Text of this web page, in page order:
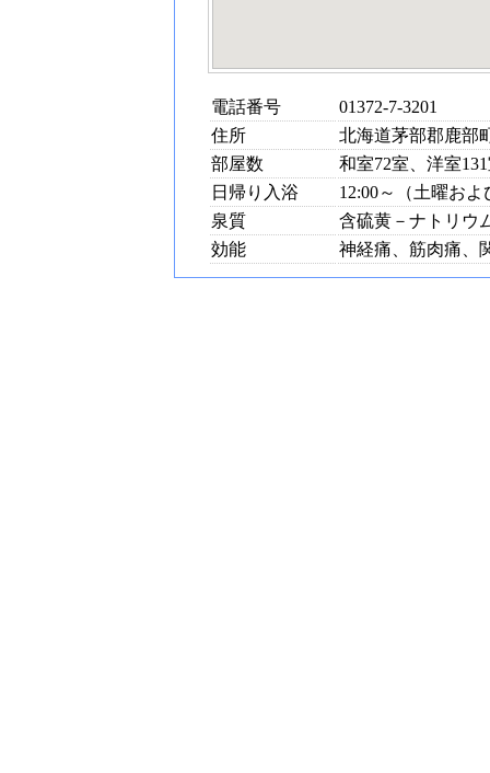
電話番号
01372-7-3201
住所
北海道茅部郡鹿部
部屋数
和室72室、洋室
日帰り入浴
12:00～（土曜お
泉質
含硫黄－ナトリウ
効能
神経痛、筋肉痛、